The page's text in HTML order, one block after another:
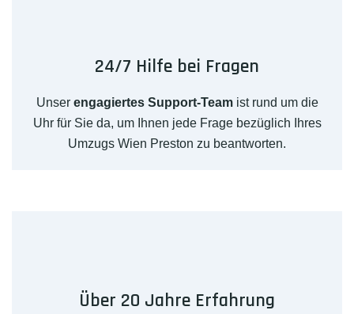
24/7 Hilfe bei Fragen
Unser engagiertes Support-Teamist rund um die
Uhr für Sie da, um Ihnen jede Frage bezüglich Ihres
Umzugs Wien Preston zu beantworten.
Über 20 Jahre Erfahrung